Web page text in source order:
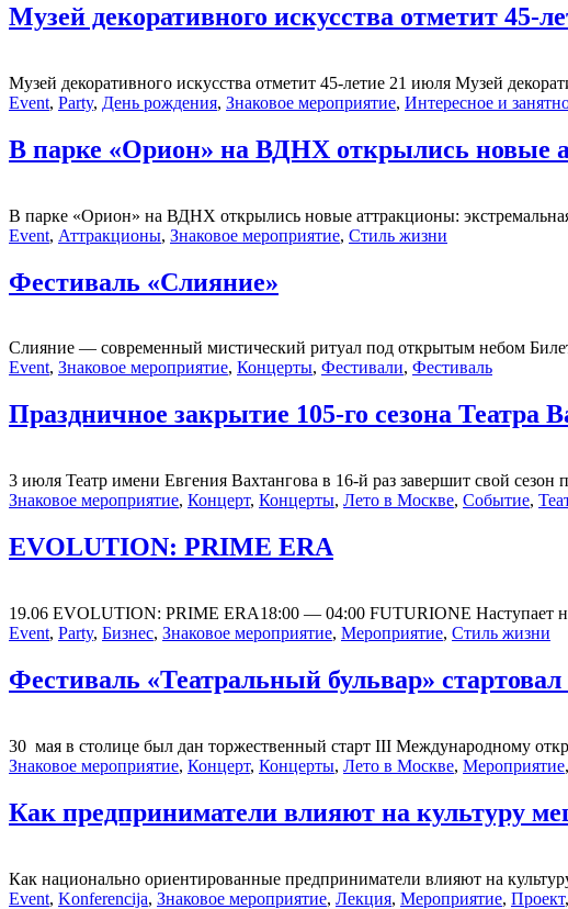
Музей декоративного искусства отметит 45-
Музей декоративного искусства отметит 45-летие 21 июля Музей
Event, Party, День рождения, Знаковое мероприятие, Интересное и
В парке «Орион» на ВДНХ открылись новые
В парке «Орион» на ВДНХ открылись новые аттракционы:
Event, Аттракционы, Знаковое мероприятие, Стиль жизни
Фестиваль «Слияние»
Слияние — современный мистический ритуал под открытым небом
Event, Знаковое мероприятие, Концерты, Фестивали, Фестиваль
Праздничное закрытие 105-го сезона Театра
3 июля Театр имени Евгения Вахтангова в 16-й раз завершит свой
Знаковое мероприятие, Концерт, Концерты, Лето в Москве, Событие,
EVOLUTION: PRIME ERA
19.06 EVOLUTION: PRIME ERA18:00 — 04:00 FUTURIONE Наступает
Event, Party, Бизнес, Знаковое мероприятие, Мероприятие, Стиль жизни
Фестиваль «Театральный бульвар»
30 мая в столице был дан торжественный старт III Международному
Знаковое мероприятие, Концерт, Концерты, Лето в Москве, Мероприятие,
Как предприниматели влияют на культуру
Как национально ориентированные предприниматели влияют на
Event, Konferencija, Знаковое мероприятие, Лекция, Мероприятие, Проект,